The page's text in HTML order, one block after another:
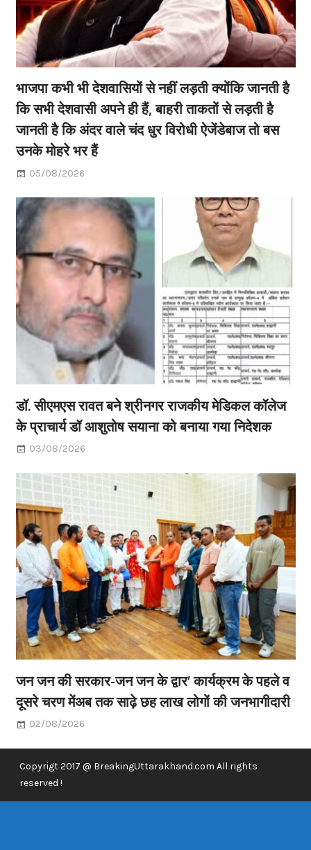
भाजपा कभी भी देशवासियों से नहीं लड़ती क्योंकि जानती है
कि सभी देशवासी अपने ही हैं, बाहरी ताकतों से लड़ती है
जानती है कि अंदर वाले चंद धुर विरोधी ऐजेंडेबाज तो बस
उनके मोहरे भर हैं
05/08/2026
डॉ. सीएमएस रावत बने श्रीनगर राजकीय मेडिकल कॉलेज
के प्राचार्य डॉ आशुतोष सयाना को बनाया गया निदेशक
03/08/2026
जन जन की सरकार-जन जन के द्वार’ कार्यक्रम के पहले व
दूसरे चरण मेंअब तक साढ़े छह लाख लोगों की जनभागीदारी
02/08/2026
Copyrigt 2017 @ BreakingUttarakhand.com All rights
reserved !